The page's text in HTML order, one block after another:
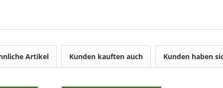
Artikel Kunden kauften auch Kunden haben